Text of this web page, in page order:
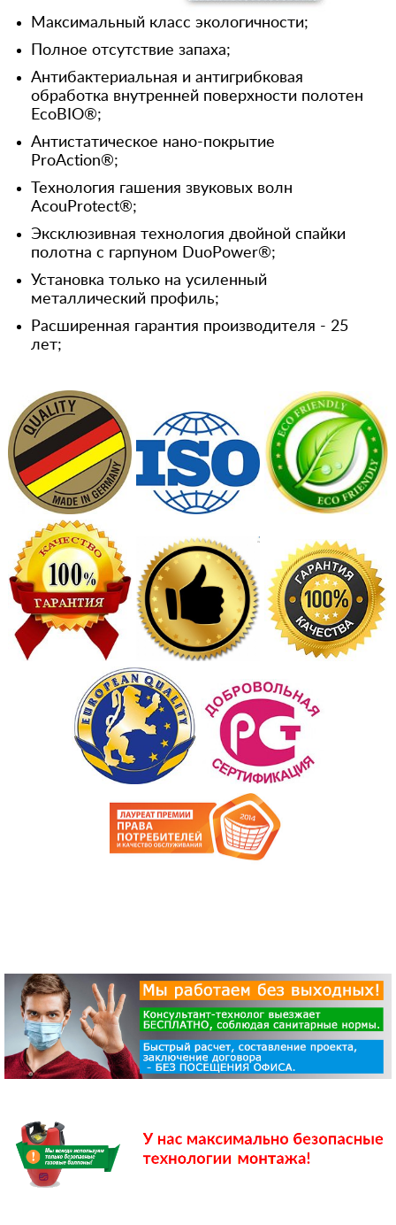
Максимальный класс экологичности;
Полное отсутствие запаха;
Антибактериальная и антигрибковая
обработка внутренней поверхности полотен
EcoBIO®;
Антистатическое нано-покрытие
ProAction®;
Технология гашения звуковых волн
AcouProtect®;
Эксклюзивная технология двойной спайки
полотна с гарпуном DuoPower®;
Установка только на усиленный
металлический профиль;
Расширенная гарантия производителя - 25
лет;